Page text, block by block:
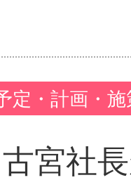
定・計画・
宮社